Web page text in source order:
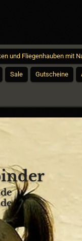
und Fliegenhauben mit
Sale Gutscheine